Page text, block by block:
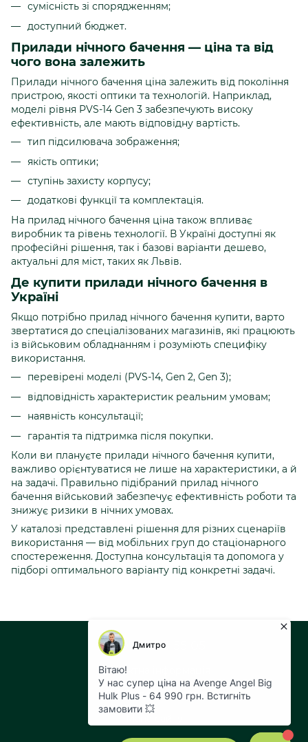
сумісність зі спорядженням;
доступний бюджет.
Прилади нічного бачення — ціна та від
чого вона залежить
Прилади нічного бачення ціна залежить від покоління
пристрою, якості оптики та технологій. Наприклад,
моделі рівня PVS-14 Gen 3 забезпечують високу
ефективність, але мають відповідну вартість.
тип підсилювача зображення;
якість оптики;
ступінь захисту корпусу;
додаткові функції та комплектація.
На прилад нічного бачення ціна також впливає
виробник та рівень технології. В Україні доступні як
професійні рішення, так і базові варіанти дешево,
актуальні для міст, таких як Львів.
Де купити прилади нічного бачення в
Україні
Якщо потрібно прилад нічного бачення купити, варто
звертатися до спеціалізованих магазинів, які працюють
із військовим обладнанням і розуміють специфіку
використання.
перевірені моделі (PVS-14, Gen 2, Gen 3);
відповідність характеристик реальним умовам;
наявність консультації;
гарантія та підтримка після покупки.
Коли ви плануєте прилади нічного бачення купити,
важливо орієнтуватися не лише на характеристики, а й
на задачі. Правильно підібраний прилад нічного
бачення військовий забезпечує ефективність роботи та
знижує ризики в нічних умовах.
У каталозі представлені рішення для різних сценаріїв
використання — від мобільних груп до стаціонарного
спостереження. Доступна консультація та допомога у
підборі оптимального варіанту під конкретні задачі.
+38 073 043 55 05
Контактна інформація
Повна версія сайту